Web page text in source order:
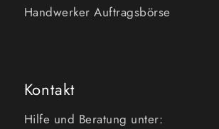
Handwerker Auftragsbörse
Kontakt
Hilfe und Beratung unter: